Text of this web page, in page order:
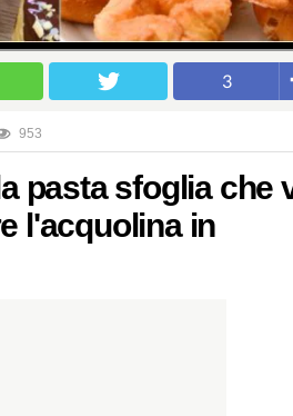
3
953
pasta sfoglia che
l'acquolina in